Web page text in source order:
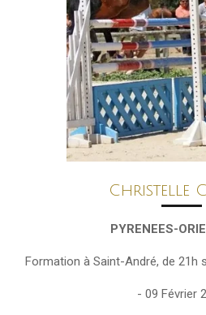
Christelle
PYRENEES-
Formation à Saint-André, de 21h
- 09 Février